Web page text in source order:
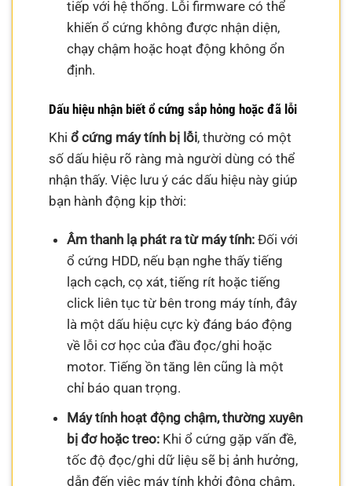
tiếp với hệ thống. Lỗi firmware có thể
khiến ổ cứng không được nhận diện,
chạy chậm hoặc hoạt động không ổn
định.
Dấu hiệu nhận biết ổ cứng sắp hỏng hoặc đã lỗi
Khiổ cứng máy tính bị lỗi, thường có một
số dấu hiệu rõ ràng mà người dùng có thể
nhận thấy. Việc lưu ý các dấu hiệu này giúp
bạn hành động kịp thời:
Âm thanh lạ phát ra từ máy tính:Đối với
ổ cứng HDD, nếu bạn nghe thấy tiếng
lạch cạch, cọ xát, tiếng rít hoặc tiếng
click liên tục từ bên trong máy tính, đây
là một dấu hiệu cực kỳ đáng báo động
về lỗi cơ học của đầu đọc/ghi hoặc
motor. Tiếng ồn tăng lên cũng là một
chỉ báo quan trọng.
Máy tính hoạt động chậm, thường xuyên
bị đơ hoặc treo:Khi ổ cứng gặp vấn đề,
tốc độ đọc/ghi dữ liệu sẽ bị ảnh hưởng,
dẫn đến việc máy tính khởi động chậm,